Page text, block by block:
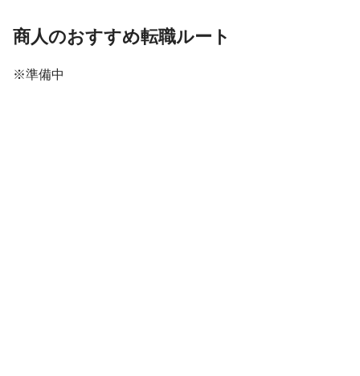
商人のおすすめ転職ルート
※準備中